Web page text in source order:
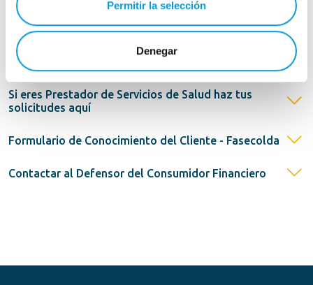
Permitir la selección
Denegar
Políticas
Herramientas para Aliados Estratégicos
Si eres Prestador de Servicios de Salud haz tus
solicitudes aquí
Formulario de Conocimiento del Cliente - Fasecolda
Contactar al Defensor del Consumidor Financiero